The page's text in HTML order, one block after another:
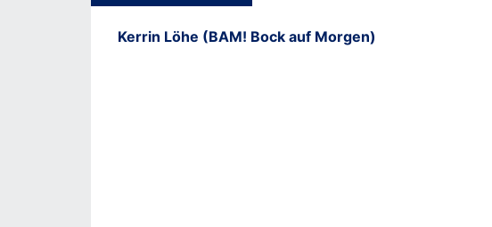
Kerrin Löhe (BAM! Bock auf Morgen)